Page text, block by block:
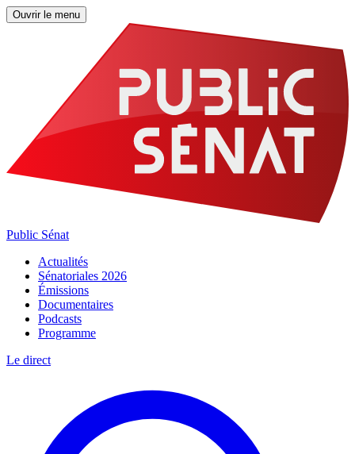
Ouvrir le menu
Public Sénat
Actualités
Sénatoriales 2026
Émissions
Documentaires
Podcasts
Programme
Le direct